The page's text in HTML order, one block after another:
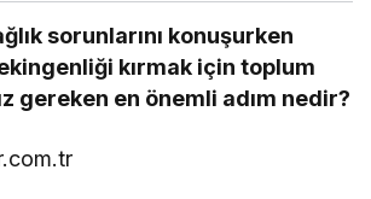
sorunlarını konuşurken
kırmak için toplum
gereken en önemli adım nedir?